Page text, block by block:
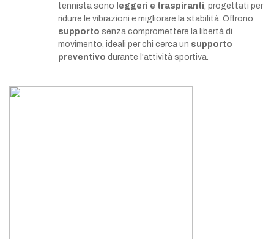
tennista sono leggeri e traspiranti , progettati per
ridurre le vibrazioni e migliorare la stabilità. Offrono
supporto senza compromettere la libertà di
movimento, ideali per chi cerca un supporto
preventivo durante l'attività sportiva.